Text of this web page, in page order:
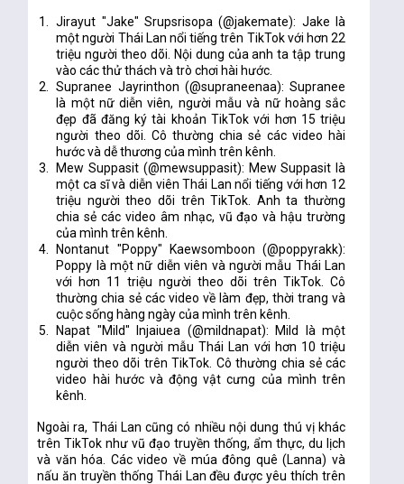
Jirayut "Jake" Srupsrisopa (@jakemate): Jake là
một người Thái Lan nổi tiếng trên TikTok với hơn 22
triệu người theo dõi. Nội dung của anh ta tập trung
vào các thử thách và trò chơi hài hước.
Supranee Jayrinthon (@supraneenaa): Supranee
là một nữ diễn viên, người mẫu và nữ hoàng sắc
đẹp đã đăng ký tài khoản TikTok với hơn 15 triệu
người theo dõi. Cô thường chia sẻ các video hài
hước và dễ thương của mình trên kênh.
Mew Suppasit (@mewsuppasit): Mew Suppasit là
một ca sĩ và diễn viên Thái Lan nổi tiếng với hơn 12
triệu người theo dõi trên TikTok. Anh ta thường
chia sẻ các video âm nhạc, vũ đạo và hậu trường
của mình trên kênh.
Nontanut "Poppy" Kaewsomboon (@poppyrakk):
Poppy là một nữ diễn viên và người mẫu Thái Lan
với hơn 11 triệu người theo dõi trên TikTok. Cô
thường chia sẻ các video về làm đẹp, thời trang và
cuộc sống hàng ngày của mình trên kênh.
Napat "Mild" Injaiuea (@mildnapat): Mild là một
diễn viên và người mẫu Thái Lan với hơn 10 triệu
người theo dõi trên TikTok. Cô thường chia sẻ các
video hài hước và động vật cưng của mình trên
kênh.
Ngoài ra, Thái Lan cũng có nhiều nội dung thú vị khác
trên TikTok như vũ đạo truyền thống, ẩm thực, du lịch
và văn hóa. Các video về múa đông quê (Lanna) và
nấu ăn truyền thống Thái Lan đều được yêu thích trên